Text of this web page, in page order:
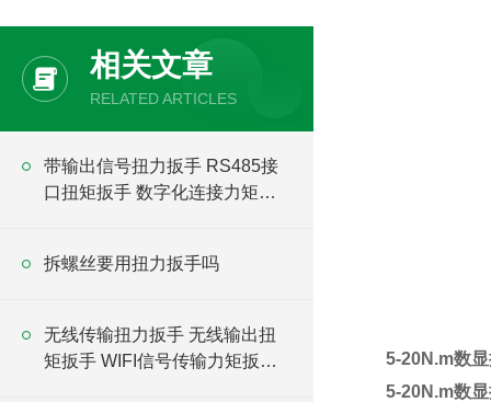
相关文章
RELATED ARTICLES
带输出信号扭力扳手 RS485接
口扭矩扳手 数字化连接力矩扳
拆螺丝要用扭力扳手吗
无线传输扭力扳手 无线输出扭
矩扳手 WIFI信号传输力矩扳手
5-20N.m数
5-20N.m数